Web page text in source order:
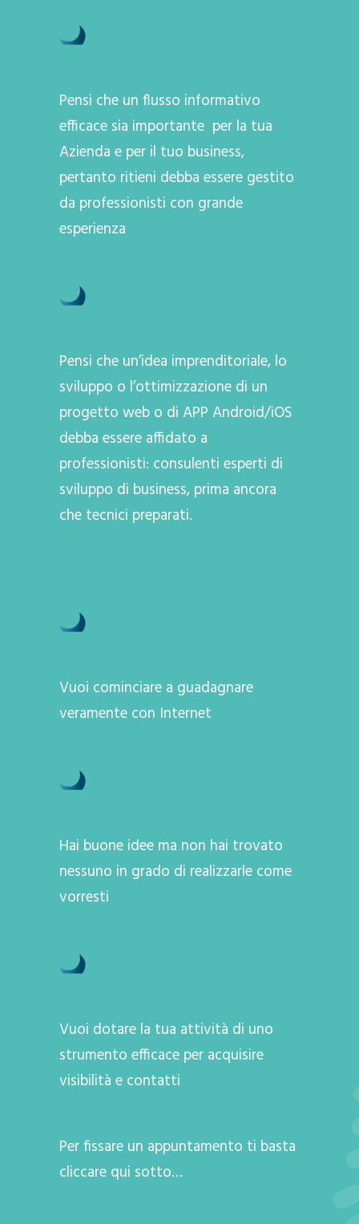
Pensi che un flusso informativo
efficace sia importante per la tua
Azienda e per il tuo business,
pertanto ritieni debba essere gestito
da professionisti con grande
esperienza
Pensi che un’idea imprenditoriale, lo
sviluppo o l’ottimizzazione di un
progetto web o di APP Android/iOS
debba essere affidato a
professionisti: consulenti esperti di
sviluppo di business, prima ancora
che tecnici preparati.
Vuoi cominciare a guadagnare
veramente con Internet
Hai buone idee ma non hai trovato
nessuno in grado di realizzarle come
vorresti
Vuoi dotare la tua attività di uno
strumento efficace per acquisire
visibilità e contatti
Per fissare un appuntamento ti basta
cliccare qui sotto…